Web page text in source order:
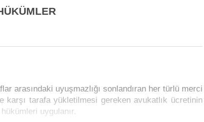
arasındaki uyuşmazlığı sonlandıran her türlü merci
karşı tarafa yükletilmesi gereken avukatlık ücretinin
uygulanır.